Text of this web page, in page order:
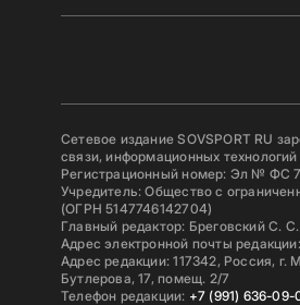
Сетевое издание SOVSPORT RU
связи, информационных
Регистрационный номер: Эл № ФС
Учредитель: Общество с
(ОГРН 5147746142704)
Главный редактор: Бреговский С. С.
Адрес электронной почты редакции:
Адрес редакции: 117342, Россия, г.
Бутлерова, 17, помещ. 2/7
Телефон редакции: +7 (991) 636-09-